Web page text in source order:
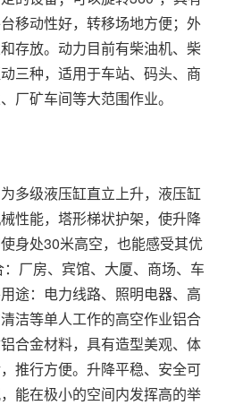
移动性好，转移场地方便；外
存放。动力目前有柴油机、柴
三种，适用于车站、码头、商
厂矿车间等大范围作业。
多级液压缸直立上升，液压缸
性能，塔形梯状护架，使升降
身处30米高空，也能感受其优
厂房、宾馆、大厦、商场、车
途：电力线路、照明电器、高
洁等单人工作的高空作业铝合
合金材料，具有造型美观、体
推行方便。升降平稳、安全可
能在极小的空间内发挥高的举